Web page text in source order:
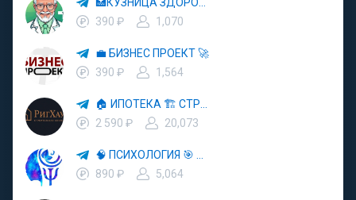
390 ₽
1,070
💼 БИЗНЕС ПРОЕКТ 🚀
390 ₽
1,564
2 590 ₽
20,073
890 ₽
5,064